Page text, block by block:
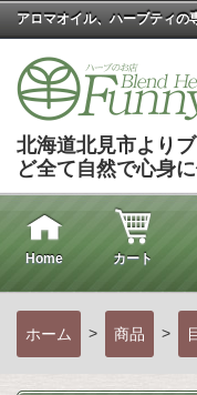
アロマオイル、ハーブティの
北海道北見市より
ど全て自然で心身
Home カート
ホーム > 商品 >